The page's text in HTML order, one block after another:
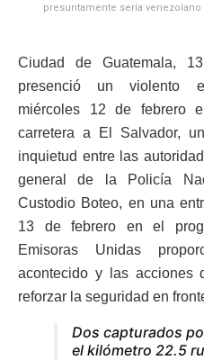
presuntamente sería
Ciudad de Guatemala,
presenció un violento
miércoles 12 de febrero
carretera a El Salvador,
inquietud entre las
general de la Policía
Custodio Boteo, en una
13 de febrero en el
Emisoras Unidas
acontecido y las acciones
reforzar la seguridad en
Dos capturados
el kilómetro 22.5